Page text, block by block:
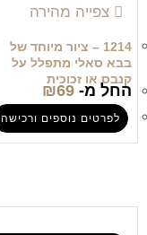
צפייה מהירה
1214 – ציור מיוחד של
בבא סאלי מתפלל על
קנבס או זכוכית
החל מ- ₪69
לפרטים נוספים ורכישה